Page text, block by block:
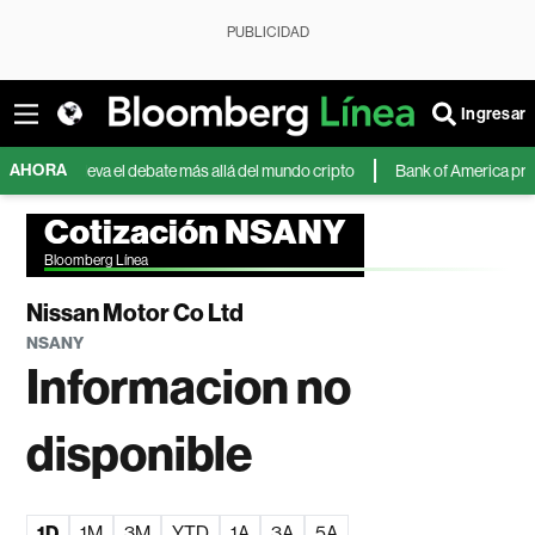
PUBLICIDAD
Ingresar
AHORAlleva el debate más allá del mundo cripto Bank of America prevé
Cotización NSANY
Bloomberg Línea
Nissan Motor Co Ltd
NSANY
Informacion no
disponible